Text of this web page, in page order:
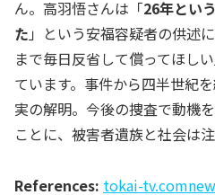
ん。高羽悟さんは「26年とい
た 」という安福容疑者の供述
まで毎日反省して償ってほし
ています。事件から四半世紀
実の解明。今後の捜査で動機
ことに、被害者遺族と社会は注
References: tokai-tv.com